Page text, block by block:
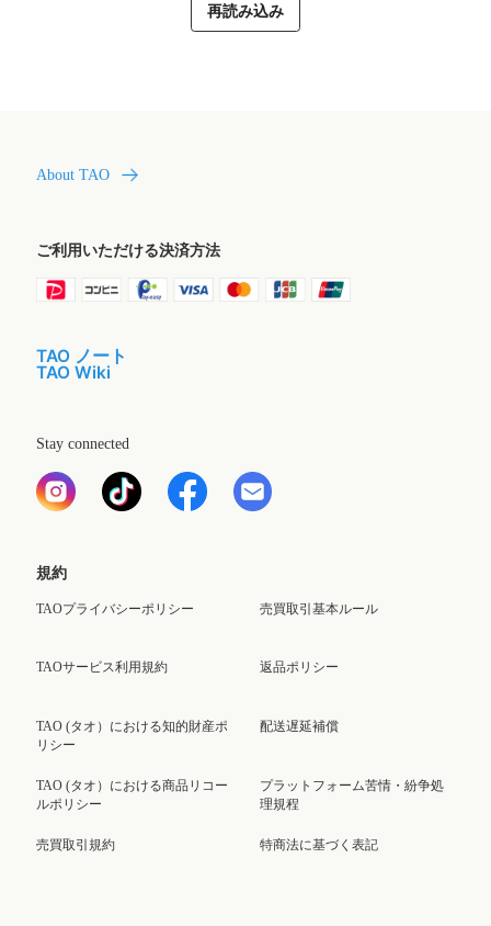
再読み込み
About TAO
ご利用いただける決済方法
TAO ノート
TAO Wiki
Stay connected
規約
TAOプライバシーポリシー
TAOサービス利用規約
TAO (タオ）における知的財産ポ
リシー
TAO (タオ）における商品リコー
ルポリシー
売買取引規約
売買取引基本ルール
返品ポリシー
配送遅延補償
プラットフォーム苦情・紛争処
理規程
特商法に基づく表記